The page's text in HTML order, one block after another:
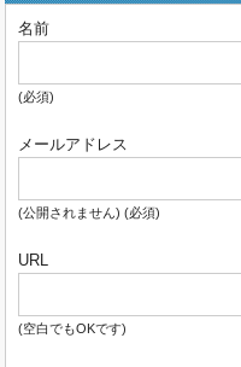
名前
(必須)
メールアドレス
(公開されません) (必須)
URL
(空白でもOKです)